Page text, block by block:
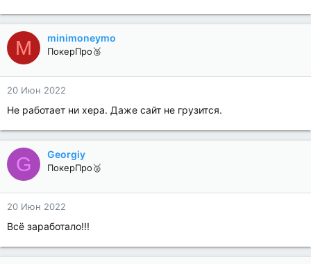
M minimoneymo
ПокерПро🥈
20 Июн 2022
Не работает ни хера. Даже сайт не грузится.
G Georgiy
ПокерПро🥈
20 Июн 2022
Всё заработало!!!